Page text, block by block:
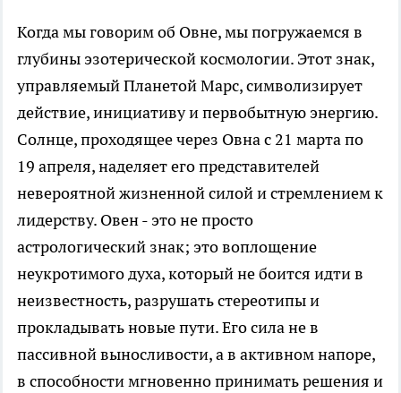
Когда мы говорим об Овне, мы погружаемся в
глубины эзотерической космологии. Этот знак,
управляемый Планетой Марс, символизирует
действие, инициативу и первобытную энергию.
Солнце, проходящее через Овна с 21 марта по
19 апреля, наделяет его представителей
невероятной жизненной силой и стремлением к
лидерству. Овен - это не просто
астрологический знак; это воплощение
неукротимого духа, который не боится идти в
неизвестность, разрушать стереотипы и
прокладывать новые пути. Его сила не в
пассивной выносливости, а в активном напоре,
в способности мгновенно принимать решения и